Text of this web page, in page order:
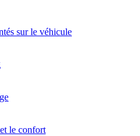
sur le véhicule
le confort